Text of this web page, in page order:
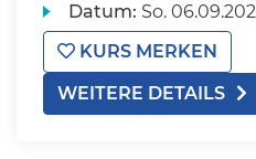
Datum: So.
KURS MERKEN
WEITERE DETAILS